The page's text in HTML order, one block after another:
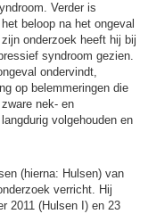
Verder is
beloop na het ongeval
onderzoek heeft hij bij
syndroom gezien.
ondervindt,
op belemmeringen die
nek- en
volgehouden en
(hierna: Hulsen) van
verricht. Hij
2011 (Hulsen I) en 23